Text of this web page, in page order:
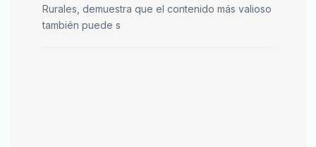
Rurales, demuestra que el contenido más valioso
también puede s